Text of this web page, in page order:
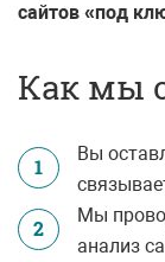
сайтов «под
Как мы
1
Вы
2
Мы
анализ